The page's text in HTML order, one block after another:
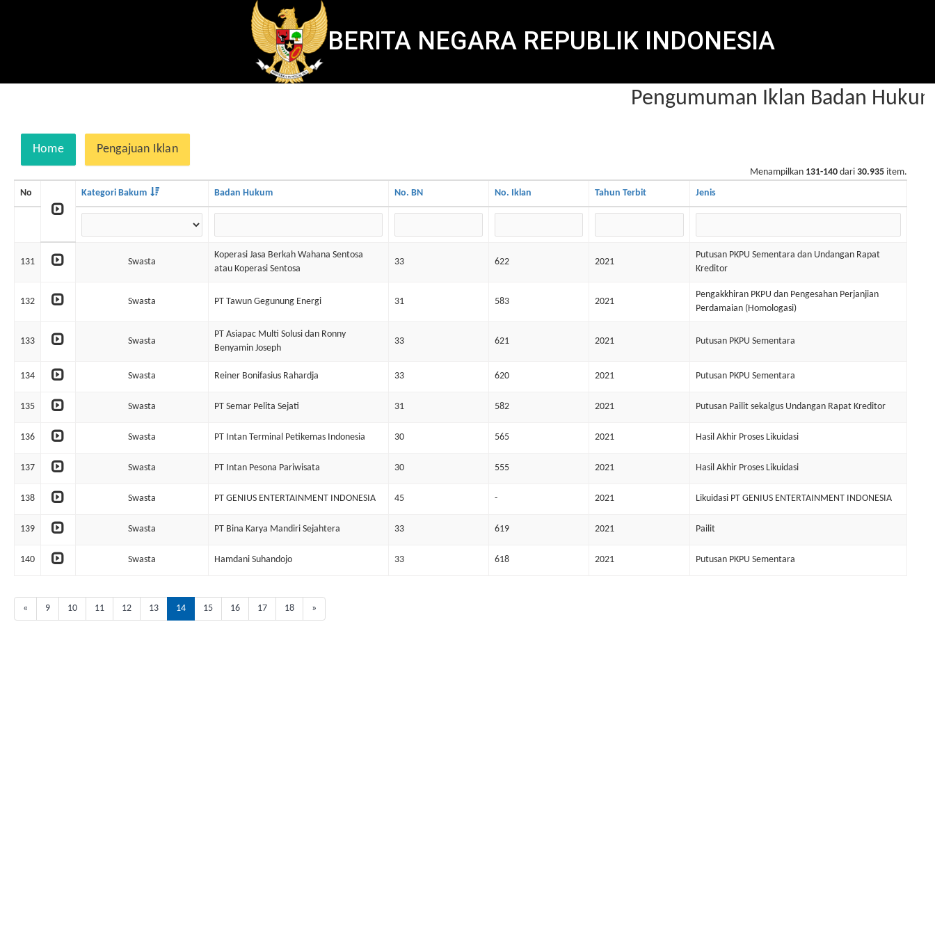
BERITA NEGARA REPUBLIK INDONESIA
Pengumuman Iklan Badan
Home Pengajuan Iklan
Menampilkan 131-140 dari 30.935 item.
No
Kategori Bakum Badan Hukum No. BN No. Iklan Tahun Terbit Jenis
131 Swasta
Koperasi Jasa Berkah Wahana Sentosa
atau Koperasi Sentosa
33 622 2021
Putusan PKPU Sementara dan Undangan Rapat
Kreditor
132 Swasta PT Tawun Gegunung Energi 31 583 2021
Pengakkhiran PKPU dan Pengesahan Perjanjian
Perdamaian (Homologasi)
133 Swasta
PT Asiapac Multi Solusi dan Ronny
Benyamin Joseph
33 621 2021 Putusan PKPU Sementara
134 Swasta Reiner Bonifasius Rahardja 33 620 2021 Putusan PKPU Sementara
135 Swasta PT Semar Pelita Sejati 31 582 2021 Putusan Pailit sekalgus Undangan Rapat Kreditor
136 Swasta PT Intan Terminal Petikemas Indonesia 30 565 2021 Hasil Akhir Proses Likuidasi
137 Swasta PT Intan Pesona Pariwisata 30 555 2021 Hasil Akhir Proses Likuidasi
138 Swasta PT GENIUS ENTERTAINMENT INDONESIA 45 - 2021 Likuidasi PT GENIUS ENTERTAINMENT INDONESIA
139 Swasta PT Bina Karya Mandiri Sejahtera 33 619 2021 Pailit
140 Swasta Hamdani Suhandojo 33 618 2021 Putusan PKPU Sementara
« 9 10 11 12 13 14 15 16 17 18 »